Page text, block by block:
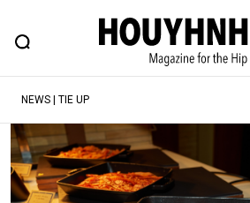
FEATURE BLOG
ヒップなファッション、カルチャー、ライフ
#注目のタグ
#SHOPPING ADDICT #憧れの逸
NEWS | TIE UP